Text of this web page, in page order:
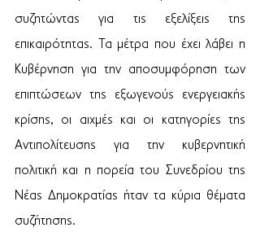
συζητώντας για τις εξελίξεις της
επικαιρότητας. Τα μέτρα που έχει λάβει η
Κυβέρνηση για την αποσυμφόρηση των
επιπτώσεων της εξωγενούς ενεργειακής
κρίσης, οι αιχμές και οι κατηγορίες της
Αντιπολίτευσης για την κυβερνητική
πολιτική και η πορεία του Συνεδρίου της
Νέας Δημοκρατίας ήταν τα κύρια θέματα
συζήτησης.